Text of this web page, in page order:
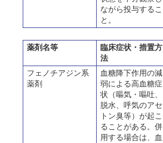
ながら投与するこ
と。
薬剤名等
臨床症状・措置方
法
フェノチアジン系
薬剤
血糖降下作用の減
弱による高血糖症
状（嘔気・嘔吐、
脱水、呼気のアセ
トン臭等）が起こ
ることがある。併
用する場合は、血